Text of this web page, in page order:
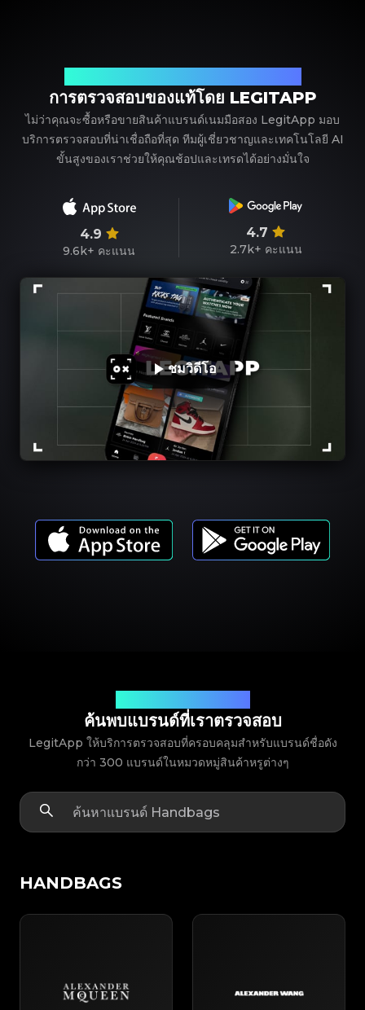
การตรวจสอบของแท้โดย LEGITAPP
ไม่ว่าคุณจะซื้อหรือขายสินค้าแบรนด์เนมมือสอง LegitApp มอบ
บริการตรวจสอบที่น่าเชื่อถือที่สุด ทีมผู้เชี่ยวชาญและเทคโนโลยี AI
ขั้นสูงของเราช่วยให้คุณช้อปและเทรดได้อย่างมั่นใจ
4.9
9.6k+ คะแนน
4.7
2.7k+ คะแนน
ชมวิดีโอ
ค้นพบแบรนด์ที่เราตรวจสอบ
LegitApp ให้บริการตรวจสอบที่ครอบคลุมสำหรับแบรนด์ชื่อดัง
กว่า 300 แบรนด์ในหมวดหมู่สินค้าหรูต่างๆ
HANDBAGS